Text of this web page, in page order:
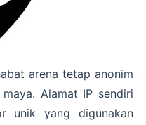
arena tetap anonim
Alamat IP sendiri
unik yang digunakan